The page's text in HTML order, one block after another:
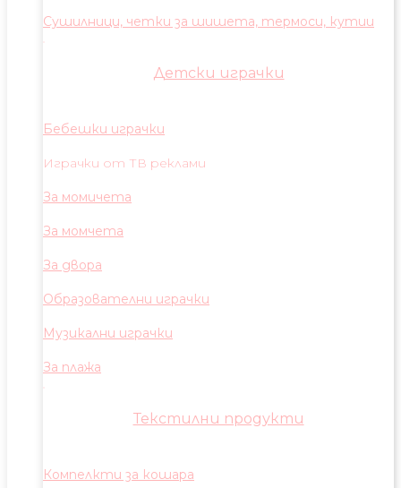
Сушилници, четки за шишета, термоси, кутии
Детски играчки
Бебешки играчки
Играчки от ТВ реклами
За момичета
За момчета
За двора
Образователни играчки
Музикални играчки
За плажа
Текстилни продукти
Компелкти за кошара